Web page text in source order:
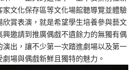
文化保存區等文化場館聽導覽並體驗
賞表演，就是希望學生培養參與藝文
邀請到推廣偶戲不遺餘力的無獨有偶
演出，讓不少第一次踏進劇場以及第一
場與偶戲新鮮且獨特的魅力。